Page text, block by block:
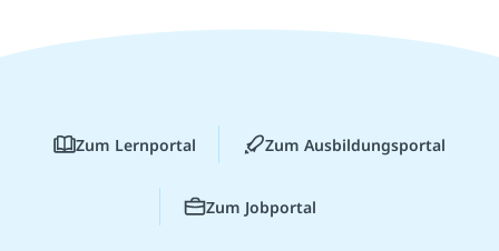
Zum Lernportal Zum Ausbildungsportal
Zum Jobportal